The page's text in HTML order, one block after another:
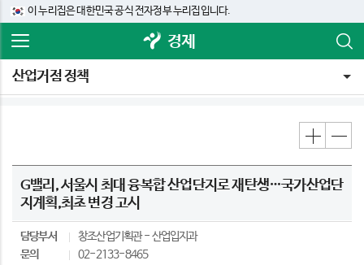
이 누리집은 대한민국 공식 전자정부 누리집입니다.
경제
산업거점 정책
G밸리, 서울시 최대 융복합 산업단지로 재탄생…국가산업단
지계획,최초 변경 고시
담당부서 창조산업기획관
산업입지과
문의
02-2133-8465